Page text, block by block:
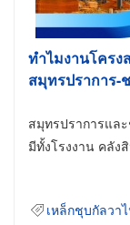
ทำไมงานโครง
สมุทรปราการ-
สมุทรปราการแล
มีทั้งโรงงาน คลั
เหล็กชุบกัลวา